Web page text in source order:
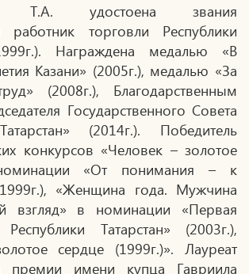
Т.А. удостоена звания
работник торговли Республики
Награждена медалью «В
Казани» (2005г.), медалью «За
(2008г.), Благодарственным
Государственного Совета
(2014г.). Победитель
конкурсов «Человек – золотое
«От понимания – к
«Женщина года. Мужчина
взгляд» в номинации «Первая
Татарстан» (2003г.),
сердце (1999г.)». Лауреат
премии имени купца Гавриила